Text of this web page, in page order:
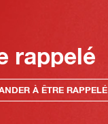
rappelé
À ÊTRE RAPPELÉ